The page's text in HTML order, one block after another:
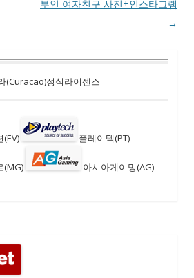
부인 여자친구 사진+인스타그램
→
(Curacao)정식라이센스
(EV) 플레이텍(PT)
(MG) 아시아게이밍(AG)